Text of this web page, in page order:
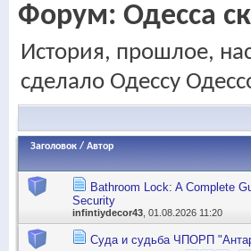
Форум: Одесса
История, прошлое,
сделало Одессу
Заголовок / Автор
Bathroom Lock: A Complete
Security
infintiydecor43 , 01.08.2026 11:20
Суда и судьба ЧПОРП